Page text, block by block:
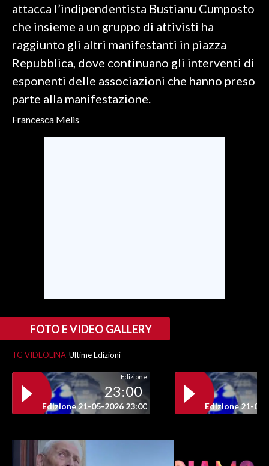
SARDI NEL MONDO
NOTIZIE
EVENTI
#CARAUNIONE
3 MINUTI CON
attacca l’indipendentista Bustianu Cumposto
che insieme a un gruppo di attivisti ha
raggiunto gli altri manifestanti in piazza
Repubblica, dove continuano gli interventi di
esponenti delle associazioni che hanno preso
parte alla manifestazione.
Francesca Melis
FOTO E VIDEO GALLERY
TG VIDEOLINA Ultime Edizioni
Edizione
23:00
Edizione 21-05-2026 23:00 Edizione 21-05-